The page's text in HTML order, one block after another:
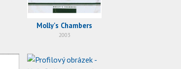
Molly's Chambers
2003